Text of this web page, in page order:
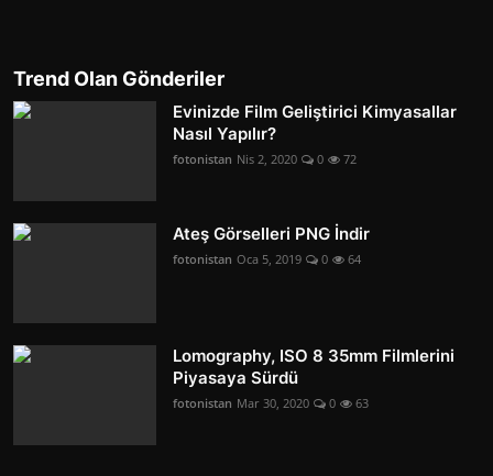
Trend Olan Gönderiler
Evinizde Film Geliştirici Kimyasallar
Nasıl Yapılır?
fotonistan Nis 2, 2020 0 72
Ateş Görselleri PNG İndir
fotonistan Oca 5, 2019 0 64
Lomography, ISO 8 35mm Filmlerini
Piyasaya Sürdü
fotonistan Mar 30, 2020 0 63